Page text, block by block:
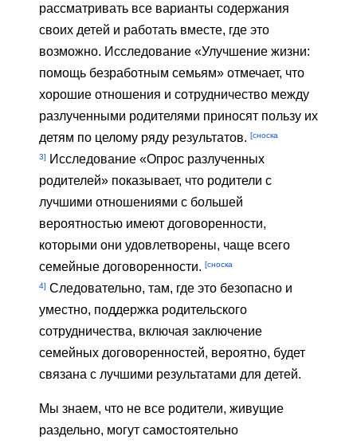
рассматривать все варианты содержания
своих детей и работать вместе, где это
возможно. Исследование «Улучшение жизни:
помощь безработным семьям» отмечает, что
хорошие отношения и сотрудничество между
разлученными родителями приносят пользу их
детям по целому ряду результатов. [сноска
3]
Исследование «Опрос разлученных
родителей» показывает, что родители с
лучшими отношениями с большей
вероятностью имеют договоренности,
которыми они удовлетворены, чаще всего
семейные договоренности. [сноска
4] Следовательно, там, где это безопасно и
уместно, поддержка родительского
сотрудничества, включая заключение
семейных договоренностей, вероятно, будет
связана с лучшими результатами для детей.
Мы знаем, что не все родители, живущие
раздельно, могут самостоятельно